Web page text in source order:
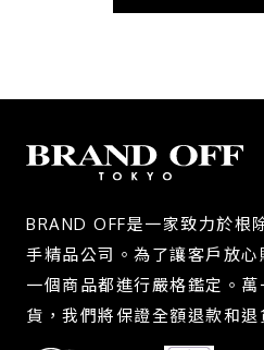
BRAND OFF是一家致力於根
手精品公司。為了讓客戶放
一個商品都進行嚴格鑑定。
貨，我們將保證全額退款和退